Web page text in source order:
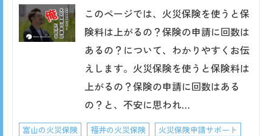
このページでは、火災保険を使うと保
険料は上がるの？保険の申請に回数は
あるの？について、わかりやすくお伝
えします。火災保険を使うと保険料は
上がるの？保険の申請に回数はある
の？と、不安に思われ…
富山の火災保険 福井の火災保険
火災保険申請サポート